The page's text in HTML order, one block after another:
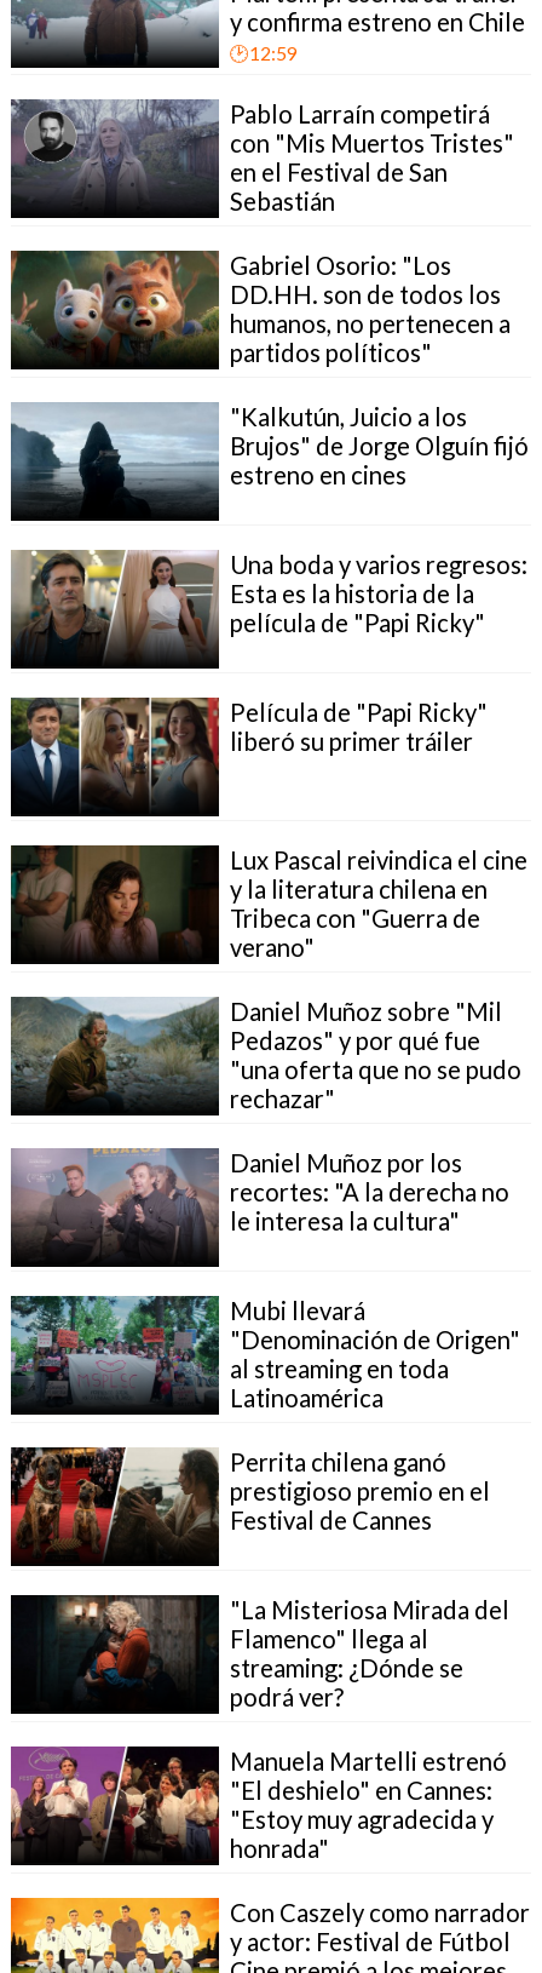
y confirma estreno en Chile
🕑12:59
Pablo Larraín competirá
con "Mis Muertos Tristes"
en el Festival de San
Sebastián
Gabriel Osorio: "Los
DD.HH. son de todos los
humanos, no pertenecen a
partidos políticos"
"Kalkutún, Juicio a los
Brujos" de Jorge Olguín fijó
estreno en cines
Una boda y varios regresos:
Esta es la historia de la
película de "Papi Ricky"
Película de "Papi Ricky"
liberó su primer tráiler
Lux Pascal reivindica el cine
y la literatura chilena en
Tribeca con "Guerra de
verano"
Daniel Muñoz sobre "Mil
Pedazos" y por qué fue
"una oferta que no se pudo
rechazar"
Daniel Muñoz por los
recortes: "A la derecha no
le interesa la cultura"
Mubi llevará
"Denominación de Origen"
al streaming en toda
Latinoamérica
Perrita chilena ganó
prestigioso premio en el
Festival de Cannes
"La Misteriosa Mirada del
Flamenco" llega al
streaming: ¿Dónde se
podrá ver?
Manuela Martelli estrenó
"El deshielo" en Cannes:
"Estoy muy agradecida y
honrada"
Con Caszely como narrador
y actor: Festival de Fútbol